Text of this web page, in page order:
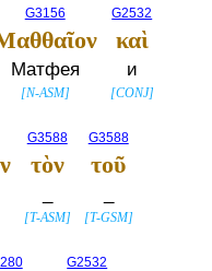
G3156
Матфея
[N-ASM]
G2532
καὶ
и
[CONJ]
G3588
τὸν
[T-ASM]
G3588
τοῦ
[T-GSM]
G2532